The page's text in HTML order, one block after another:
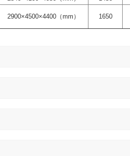
2900×4500×4400（mm） 1650